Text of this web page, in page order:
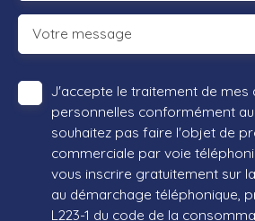
Votre message
J'accepte le traitement de mes
personnelles conformément au
souhaitez pas faire l'objet de
commerciale par voie
vous inscrire gratuitement sur
au démarchage téléphonique,
L223-1 du code de la